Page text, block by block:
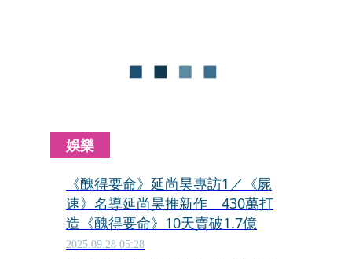
娛樂
《醜得要命》延尚昊專訪1／《屍
速》名導延尚昊推新作 430萬打
造《醜得要命》10天賣破1.7億
2025.09.28 05:28